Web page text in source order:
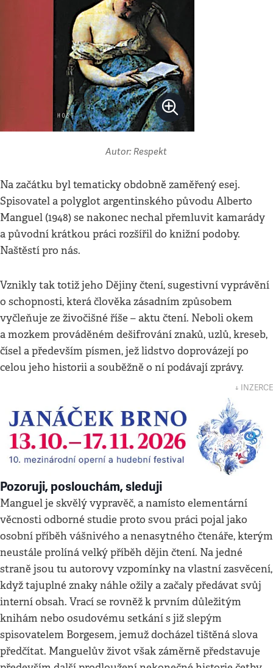
Autor: Respekt
Na začátku byl tematicky obdobně zaměřený esej.
Spisovatel a polyglot argentinského původu Alberto
Manguel (1948) se nakonec nechal přemluvit kamarády
a původní krátkou práci rozšířil do knižní podoby.
Naštěstí pro nás.
Vznikly tak totiž jeho Dějiny čtení, sugestivní vyprávění
o schopnosti, která člověka zásadním způsobem
vyčleňuje ze živočišné říše – aktu čtení. Neboli okem
a mozkem prováděném dešifrování znaků, uzlů, kreseb,
čísel a především písmen, jež lidstvo doprovázejí po
celou jeho historii a souběžně o ní podávají zprávy.
↓ INZERCE
Pozoruji, poslouchám, sleduji
Manguel je skvělý vypravěč, a namísto elementární
věcnosti odborné studie proto svou práci pojal jako
osobní příběh vášnivého a nenasytného čtenáře, kterým
neustále prolíná velký příběh dějin čtení. Na jedné
straně jsou tu autorovy vzpomínky na vlastní zasvěcení,
když tajuplné znaky náhle ožily a začaly předávat svůj
interní obsah. Vrací se rovněž k prvním důležitým
knihám nebo osudovému setkání s již slepým
spisovatelem Borgesem, jemuž docházel tištěná slova
předčítat. Manguelův život však záměrně představuje